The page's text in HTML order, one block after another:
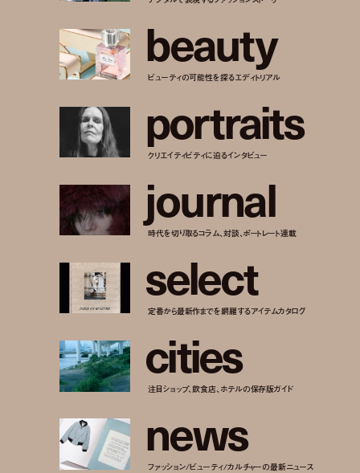
beauty
ビューティの可能性を探るエディトリアル
portraits
クリエイティビティに迫るインタビュー
journal
時代を切り取るコラム、対談、ポートレート連載
select
定番から最新作までを網羅するアイテムカタログ
cities
注目ショップ、飲食店、ホテルの保存版ガイド
news
ファッション/ビューティ/カルチャーの最新ニュース